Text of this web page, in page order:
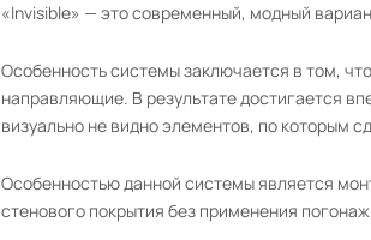
«Invisible» — это современный, модный
Особенность системы заключается в том,
направляющие. В результате достигается
визуально не видно элементов, по которым
Особенностью данной системы является
стенового покрытия без применения